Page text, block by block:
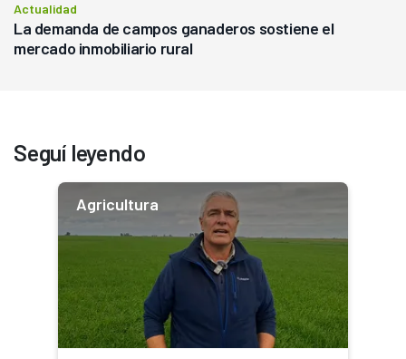
Actualidad
La demanda de campos ganaderos sostiene el
mercado inmobiliario rural
Seguí leyendo
Agricultura